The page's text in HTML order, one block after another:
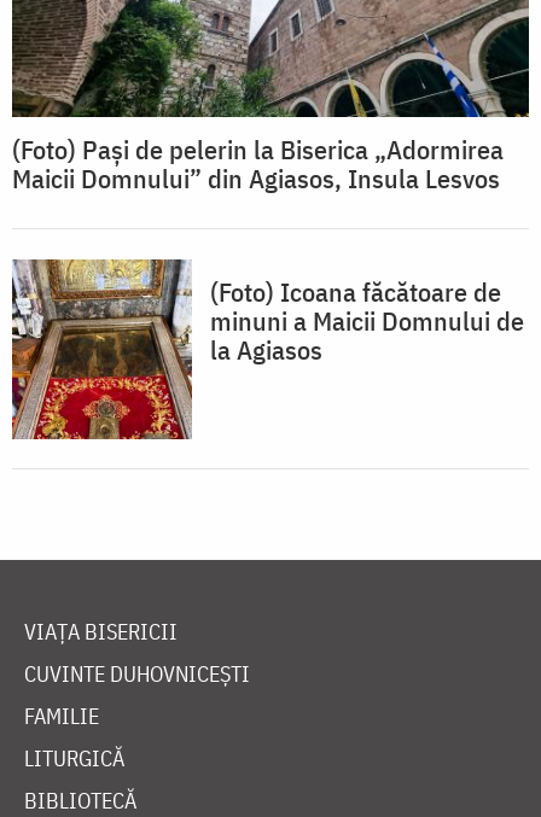
(Foto) Pași de pelerin la Biserica „Adormirea
Maicii Domnului” din Agiasos, Insula Lesvos
(Foto) Icoana făcătoare de
minuni a Maicii Domnului de
la Agiasos
VIAȚA BISERICII
CUVINTE DUHOVNICEȘTI
FAMILIE
LITURGICĂ
BIBLIOTECĂ